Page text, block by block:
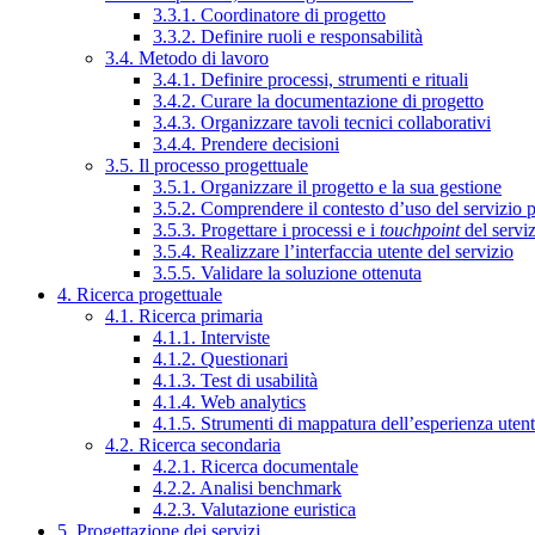
3.3.1. Coordinatore di progetto
3.3.2. Definire ruoli e responsabilità
3.4. Metodo di lavoro
3.4.1. Definire processi, strumenti e rituali
3.4.2. Curare la documentazione di progetto
3.4.3. Organizzare tavoli tecnici collaborativi
3.4.4. Prendere decisioni
3.5. Il processo progettuale
3.5.1. Organizzare il progetto e la sua gestione
3.5.2. Comprendere il contesto d’uso del servizio
3.5.3. Progettare i processi e i touchpointdel
3.5.4. Realizzare l’interfaccia utente del servizio
3.5.5. Validare la soluzione ottenuta
4. Ricerca progettuale
4.1. Ricerca primaria
4.1.1. Interviste
4.1.2. Questionari
4.1.3. Test di usabilità
4.1.4. Web analytics
4.1.5. Strumenti di mappatura dell’esperienza
4.2. Ricerca secondaria
4.2.1. Ricerca documentale
4.2.2. Analisi benchmark
4.2.3. Valutazione euristica
5. Progettazione dei servizi